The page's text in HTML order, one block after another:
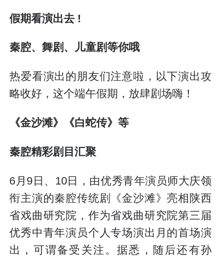
假期看演出去 !
秦腔、舞剧、儿童剧等你哦
热爱看演出的朋友们注意啦，以下演出攻
略收好，这个端午假期，放肆剧场嗨！
《金沙滩》《白蛇传》等
秦腔精彩剧目汇聚
6月9日、10日，由优秀青年演员师大庆领
衔主演的秦腔传统剧《金沙滩》亮相陕西
省戏曲研究院，作为省戏曲研究院第三届
优秀中青年演员个人专场演出月的首场演
出，可谓备受关注。据悉，随后还有孙